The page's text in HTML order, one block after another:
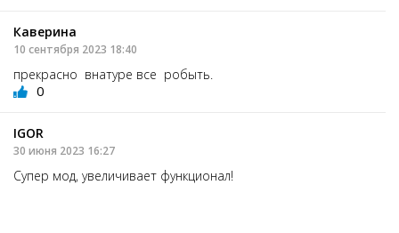
Каверина
10 сентября 2023 18:40
прекрасно внатуре все робыть.
0
IGOR
30 июня 2023 16:27
Супер мод, увеличивает функционал!